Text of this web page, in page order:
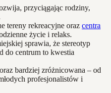
przyciągając rodziny,
tereny rekreacyjne oraz centra
życie i relaks.
sprawia, że stereotyp
do centrum to kwestia
bardziej zróżnicowana – od
profesjonalistów i